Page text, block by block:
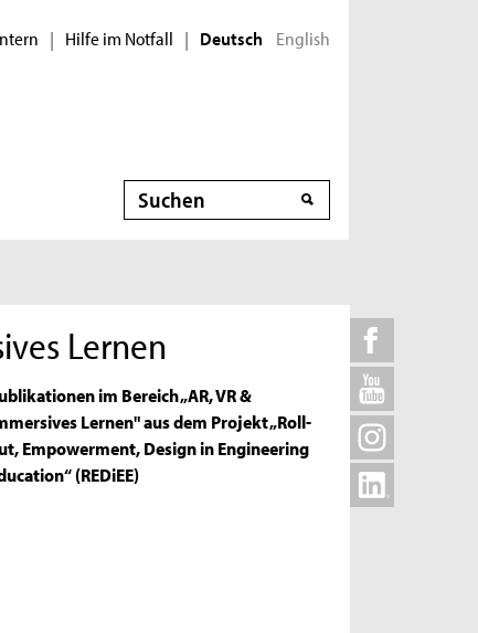
| Hilfe im Notfall | Deutsch English
Suche
Lernen
im Bereich „AR, VR &
Lernen" aus dem Projekt „Roll-
Empowerment, Design in Engineering
(REDiEE)